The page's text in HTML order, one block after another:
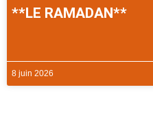
**LE RAMADAN**
8 juin 2026